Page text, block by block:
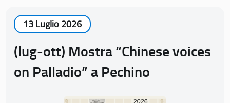
13 Luglio 2026
(lug-ott) Mostra “Chinese voices
on Palladio” a Pechino